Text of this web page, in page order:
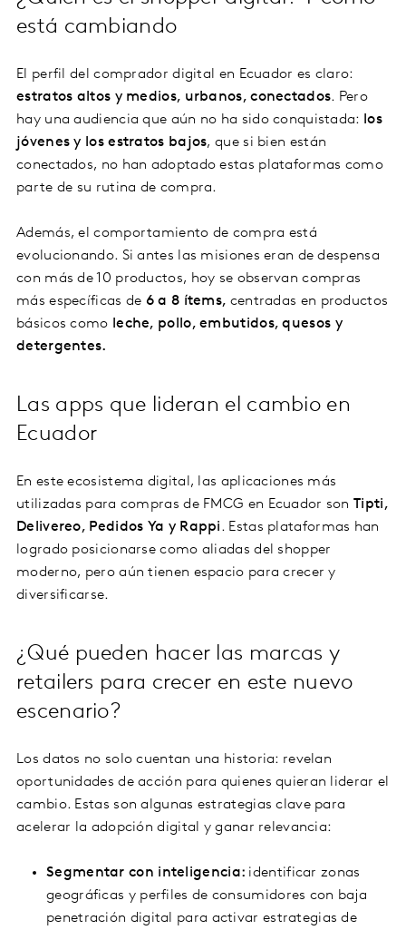
está cambiando
El perfil del comprador digital en Ecuador es claro:
estratos altos y medios, urbanos, conectados. Pero
hay una audiencia que aún no ha sido conquistada: los
jóvenes y los estratos bajos, que si bien están
conectados, no han adoptado estas plataformas como
parte de su rutina de compra.
Además, el comportamiento de compra está
evolucionando. Si antes las misiones eran de despensa
con más de 10 productos, hoy se observan compras
más específicas de 6 a 8 ítems, centradas en productos
básicos como leche, pollo, embutidos, quesos y
detergentes.
Las apps que lideran el cambio en
Ecuador
En este ecosistema digital, las aplicaciones más
utilizadas para compras de FMCG en Ecuador sonTipti,
Delivereo, Pedidos Ya y Rappi. Estas plataformas han
logrado posicionarse como aliadas del shopper
moderno, pero aún tienen espacio para crecer y
diversificarse.
¿Qué pueden hacer las marcas y
retailers para crecer en este nuevo
escenario?
Los datos no solo cuentan una historia: revelan
oportunidades de acción para quienes quieran liderar el
cambio. Estas son algunas estrategias clave para
acelerar la adopción digital y ganar relevancia:
Segmentar con inteligencia: identificar zonas
geográficas y perfiles de consumidores con baja
penetración digital para activar estrategias de